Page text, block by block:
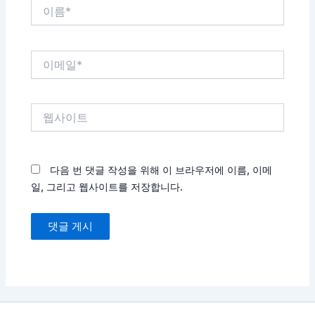
다음 번 댓글 작성을 위해 이 브라우저에 이름, 이메
일, 그리고 웹사이트를 저장합니다.